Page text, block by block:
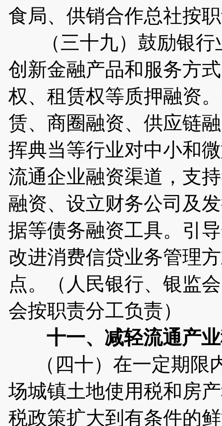
食局、供销合作总社按
（三十九）鼓励银行
创新金融产品和服务方
权、租赁权等质押融资
赁、商圈融资、供应链
挥典当等行业对中小和
流通企业融资渠道，支
融资、设立财务公司及
据等债务融资工具。引
改进消费信贷业务管理
点。（人民银行、银监
会按职责分工负责）
十一、减轻流通产
（四十）在一定期限
场城镇土地使用税和房
税政策扩大到有条件的